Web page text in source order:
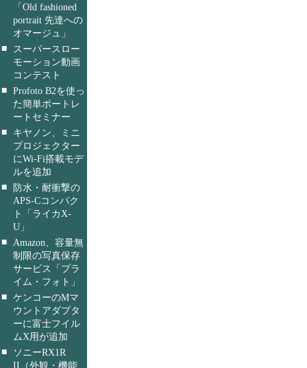
「Old fashioned
portrait 先達への
オマージュ」
■
スーパースロー
モーション動画
コンテスト
■ Profoto B2を使っ
た簡単ポートレ
ートセミナー
■
キヤノン、ミニ
プロジェクター
にWi-Fi搭載モデ
ルを追加
■
防水・耐衝撃の
APS-Cコンパク
ト「ライカX-
U」
■
Amazon、容量無
制限の写真保存
サービス「プラ
イム・フォト」
■ ケンコーのMマ
ウントアダプタ
ーに富士フイル
ムX用が追加
■
ソニーRX1R
II（外観・機能